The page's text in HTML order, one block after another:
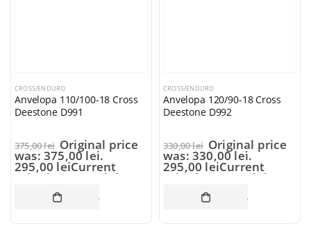
CROSS/ENDURO
Anvelopa 110/100-18 Cross
Deestone D991
375,00lei Original price
was: 375,00 lei.
295,00 leiCurrent
price is: 295,00 lei.
ADAUGĂ ÎN COȘ
CROSS/ENDURO
Anvelopa 120/90-18 Cross
Deestone D992
330,00lei Original price
was: 330,00 lei.
295,00 leiCurrent
price is: 295,00 lei.
ADAUGĂ ÎN COȘ